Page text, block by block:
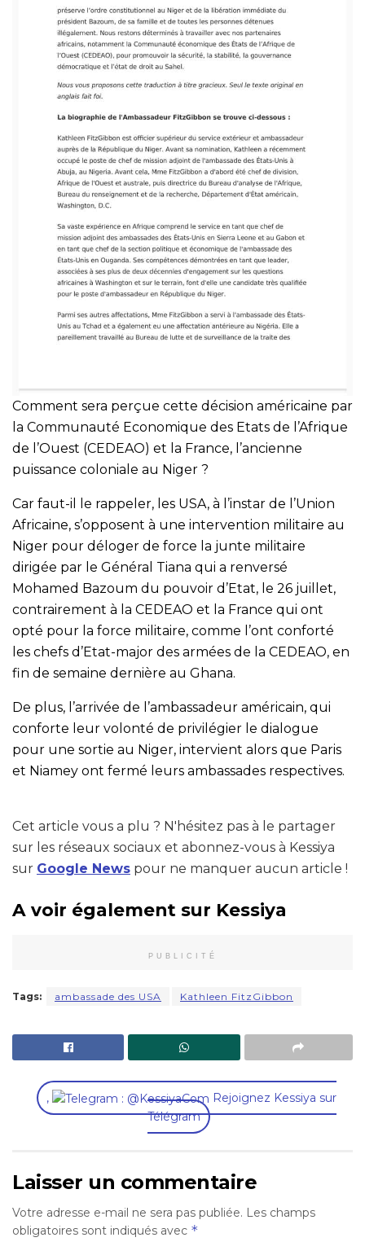
Comment sera perçue cette décision américaine par
la Communauté Economique des Etats de l’Afrique
de l’Ouest (CEDEAO) et la France, l’ancienne
puissance coloniale au Niger ?
Car faut-il le rappeler, les USA, à l’instar de l’Union
Africaine, s’opposent à une intervention militaire au
Niger pour déloger de force la junte militaire
dirigée par le Général Tiana qui a renversé
Mohamed Bazoum du pouvoir d’Etat, le 26 juillet,
contrairement à la CEDEAO et la France qui ont
opté pour la force militaire, comme l’ont conforté
les chefs d’Etat-major des armées de la CEDEAO, en
fin de semaine dernière au Ghana.
De plus, l’arrivée de l’ambassadeur américain, qui
conforte leur volonté de privilégier le dialogue
pour une sortie au Niger, intervient alors que Paris
et Niamey ont fermé leurs ambassades respectives.
Cet article vous a plu ? N'hésitez pas à le partager
sur les réseaux sociaux et abonnez-vous à Kessiya
sur Google News pour ne manquer aucun article !
A voir également sur Kessiya
PUBLICITÉ
Tags: ambassade des USA Kathleen FitzGibbon
,
Rejoignez Kessiya sur
Télégram
Laisser un commentaire
Votre adresse e-mail ne sera pas publiée. Les champs
obligatoires sont indiqués avec *